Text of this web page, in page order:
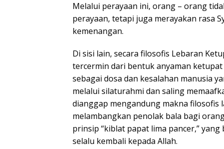
Melalui perayaan ini, orang – orang
perayaan, tetapi juga merayakan rasa
kemenangan.
Di sisi lain, secara filosofis Lebaran
tercermin dari bentuk anyaman
sebagai dosa dan kesalahan manusia
melalui silaturahmi dan saling
dianggap mengandung makna
melambangkan penolak bala bagi
prinsip “kiblat papat lima pancer,”
selalu kembali kepada Allah.